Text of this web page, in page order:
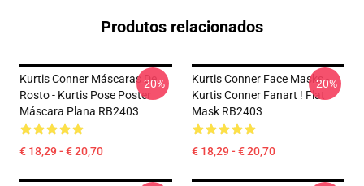
Produtos relacionados
Kurtis Conner Máscaras De
Rosto - Kurtis Pose Poster
Máscara Plana RB2403
€ 18,29 - € 20,70
-20%
Kurtis Conner Face Masks -
Kurtis Conner Fanart ! Flat
Mask RB2403
€ 18,29 - € 20,70
-20%